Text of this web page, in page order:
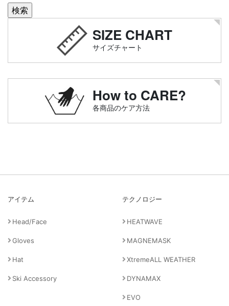
SIZE CHART
サイズチャート
How to CARE?
各商品のケア方法
アイテム
Head/Face
Gloves
Hat
Ski Accessory
テクノロジー
HEATWAVE
MAGNEMASK
XtremeALL WEATHER
DYNAMAX
EVO